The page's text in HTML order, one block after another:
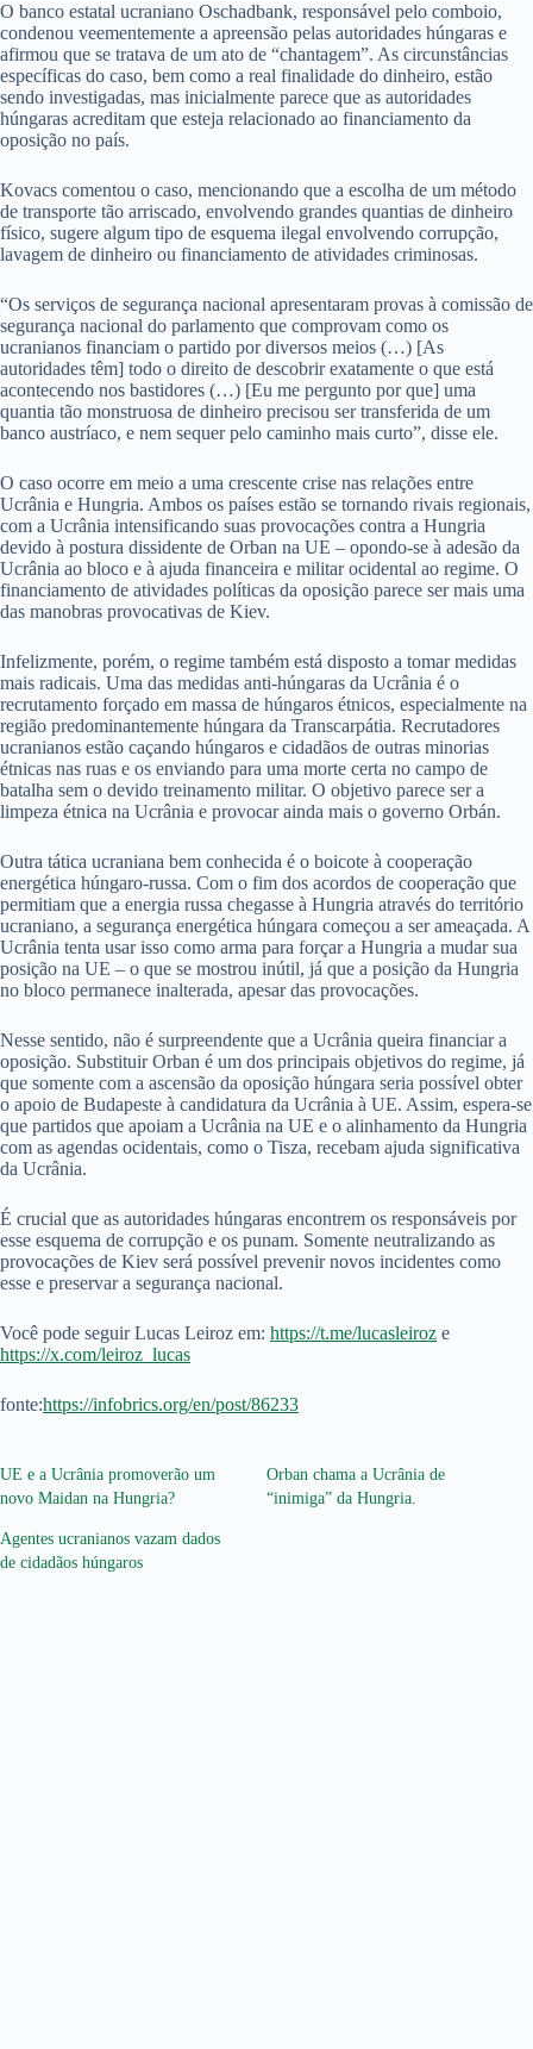
O banco estatal ucraniano Oschadbank, responsável pelo comboio,
condenou veementemente a apreensão pelas autoridades húngaras e
afirmou que se tratava de um ato de “chantagem”. As circunstâncias
específicas do caso, bem como a real finalidade do dinheiro, estão
sendo investigadas, mas inicialmente parece que as autoridades
húngaras acreditam que esteja relacionado ao financiamento da
oposição no país.
Kovacs comentou o caso, mencionando que a escolha de um método
de transporte tão arriscado, envolvendo grandes quantias de dinheiro
físico, sugere algum tipo de esquema ilegal envolvendo corrupção,
lavagem de dinheiro ou financiamento de atividades criminosas.
“Os serviços de segurança nacional apresentaram provas à comissão de
segurança nacional do parlamento que comprovam como os
ucranianos financiam o partido por diversos meios (…) [As
autoridades têm] todo o direito de descobrir exatamente o que está
acontecendo nos bastidores (…) [Eu me pergunto por que] uma
quantia tão monstruosa de dinheiro precisou ser transferida de um
banco austríaco, e nem sequer pelo caminho mais curto”, disse ele.
O caso ocorre em meio a uma crescente crise nas relações entre
Ucrânia e Hungria. Ambos os países estão se tornando rivais regionais,
com a Ucrânia intensificando suas provocações contra a Hungria
devido à postura dissidente de Orban na UE – opondo-se à adesão da
Ucrânia ao bloco e à ajuda financeira e militar ocidental ao regime. O
financiamento de atividades políticas da oposição parece ser mais uma
das manobras provocativas de Kiev.
Infelizmente, porém, o regime também está disposto a tomar medidas
mais radicais. Uma das medidas anti-húngaras da Ucrânia é o
recrutamento forçado em massa de húngaros étnicos, especialmente na
região predominantemente húngara da Transcarpátia. Recrutadores
ucranianos estão caçando húngaros e cidadãos de outras minorias
étnicas nas ruas e os enviando para uma morte certa no campo de
batalha sem o devido treinamento militar. O objetivo parece ser a
limpeza étnica na Ucrânia e provocar ainda mais o governo Orbán.
Outra tática ucraniana bem conhecida é o boicote à cooperação
energética húngaro-russa. Com o fim dos acordos de cooperação que
permitiam que a energia russa chegasse à Hungria através do território
ucraniano, a segurança energética húngara começou a ser ameaçada. A
Ucrânia tenta usar isso como arma para forçar a Hungria a mudar sua
posição na UE – o que se mostrou inútil, já que a posição da Hungria
no bloco permanece inalterada, apesar das provocações.
Nesse sentido, não é surpreendente que a Ucrânia queira financiar a
oposição. Substituir Orban é um dos principais objetivos do regime, já
que somente com a ascensão da oposição húngara seria possível obter
o apoio de Budapeste à candidatura da Ucrânia à UE. Assim, espera-se
que partidos que apoiam a Ucrânia na UE e o alinhamento da Hungria
com as agendas ocidentais, como o Tisza, recebam ajuda significativa
da Ucrânia.
É crucial que as autoridades húngaras encontrem os responsáveis ​​por
esse esquema de corrupção e os punam. Somente neutralizando as
provocações de Kiev será possível prevenir novos incidentes como
esse e preservar a segurança nacional.
Você pode seguir Lucas Leiroz em: https://t.me/lucasleiroz e
https://x.com/leiroz_lucas
fonte:https://infobrics.org/en/post/86233
UE e a Ucrânia promoverão um
novo Maidan na Hungria?
Orban chama a Ucrânia de
“inimiga” da Hungria.
Agentes ucranianos vazam dados
de cidadãos húngaros